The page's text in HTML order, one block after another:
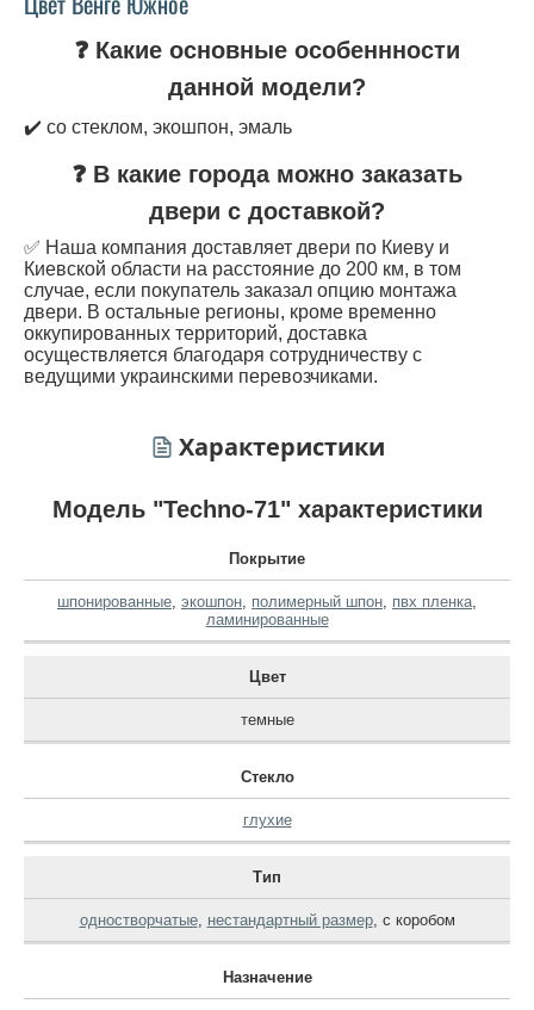
❓ Какие основные особеннности
данной модели?
✔️ со стеклом, экошпон, эмаль
❓ В какие города можно заказать
двери с доставкой?
✅ Наша компания доставляет двери по Киеву и
Киевской области на расстояние до 200 км, в том
случае, если покупатель заказал опцию монтажа
двери. В остальные регионы, кроме временно
оккупированных территорий, доставка
осуществляется благодаря сотрудничеству с
ведущими украинскими перевозчиками.
Характеристики
Модель "Techno-71" характеристики
Покрытие
шпонированные, экошпон, полимерный шпон, пвх пленка,
ламинированные
Цвет
темные
Стекло
глухие
Тип
одностворчатые, нестандартный размер, с коробом
Назначение